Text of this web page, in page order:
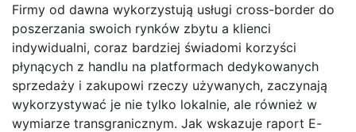
Firmy od dawna wykorzystują usługi cross-border do
poszerzania swoich rynków zbytu a klienci
indywidualni, coraz bardziej świadomi korzyści
płynących z handlu na platformach dedykowanych
sprzedaży i zakupowi rzeczy używanych, zaczynają
wykorzystywać je nie tylko lokalnie, ale również w
wymiarze transgranicznym. Jak wskazuje raport E-